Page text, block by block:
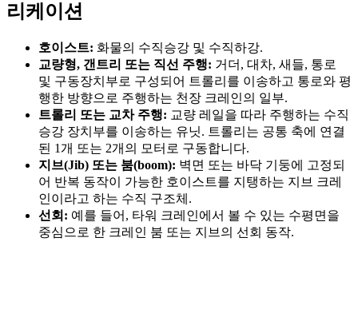
리케이션
호이스트: 화물의 수직승강 및 수직하강.
교량형, 갠트리 또는 직선 주행: 거더, 대차, 새들, 통로
및 구동장치부로 구성되어 트롤리를 이송하고 통로와 평
행한 방향으로 주행하는 천장 크레인의 일부.
트롤리 또는 교차 주행: 교량 레일을 따라 주행하는 수직
승강 장치부를 이송하는 유닛. 트롤리는 공통 축에 연결
된 1개 또는 2개의 모터로 구동합니다.
지브(Jib) 또는 붐(boom): 벽면 또는 바닥 기둥에 고정되
어 반복 동작이 가능한 호이스트를 지탱하는 지브 크레
인이라고 하는 수직 구조체.
선회: 예를 들어, 타워 크레인에서 볼 수 있는 수평면을
중심으로 한 크레인 붐 또는 지브의 선회 동작.